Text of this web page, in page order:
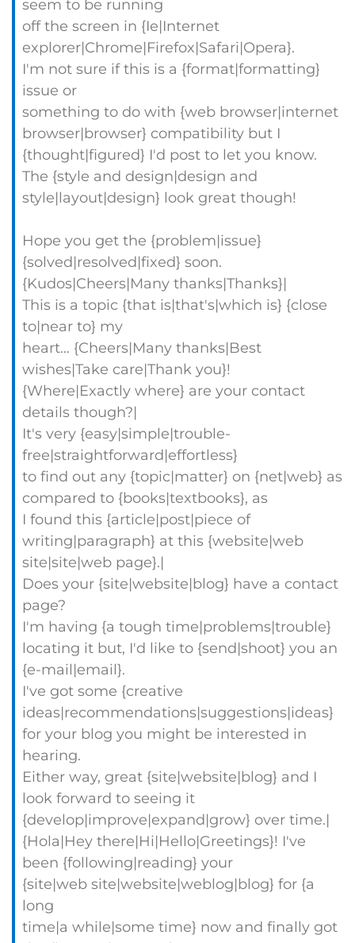
seem to be running
off the screen in {Ie|Internet
explorer|Chrome|Firefox|Safari|Opera}.
I'm not sure if this is a {format|formatting}
issue or
something to do with {web browser|internet
browser|browser} compatibility but I
{thought|figured} I'd post to let you know.
The {style and design|design and
style|layout|design} look great though!
Hope you get the {problem|issue}
{solved|resolved|fixed} soon.
{Kudos|Cheers|Many thanks|Thanks}|
This is a topic {that is|that's|which is} {close
to|near to} my
heart... {Cheers|Many thanks|Best
wishes|Take care|Thank you}!
{Where|Exactly where} are your contact
details though?|
It's very {easy|simple|trouble-
free|straightforward|effortless}
to find out any {topic|matter} on {net|web} as
compared to {books|textbooks}, as
I found this {article|post|piece of
writing|paragraph} at this {website|web
site|site|web page}.|
Does your {site|website|blog} have a contact
page?
I'm having {a tough time|problems|trouble}
locating it but, I'd like to {send|shoot} you an
{e-mail|email}.
I've got some {creative
ideas|recommendations|suggestions|ideas}
for your blog you might be interested in
hearing.
Either way, great {site|website|blog} and I
look forward to seeing it
{develop|improve|expand|grow} over time.|
{Hola|Hey there|Hi|Hello|Greetings}! I've
been {following|reading} your
{site|web site|website|weblog|blog} for {a
long
time|a while|some time} now and finally got